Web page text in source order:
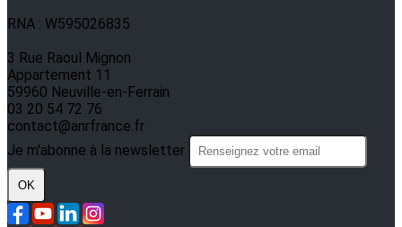
RNA : W595026835
3 Rue Raoul Mignon
Appartement 11
59960 Neuville-en-Ferrain
03 20 54 72 76
contact@anrfrance.fr
Je m'abonne à la newsletter
OK